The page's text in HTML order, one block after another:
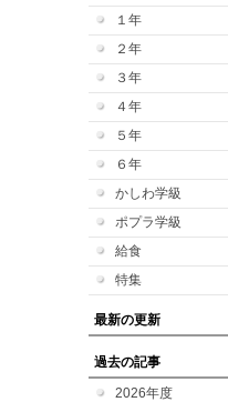
１年
２年
３年
４年
５年
６年
かしわ学級
ポプラ学級
給食
特集
最新の更新
過去の記事
2026年度